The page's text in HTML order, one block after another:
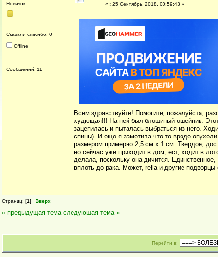
Новичок
Сказали спасибо: 0
Offline
Сообщений: 11
« : 25 Сентябрь, 2018, 00:59:43 »
Всем здравствуйте! Помогите, пожалуйста,
худющая!!! На ней был блошиный ошейник.
зацепилась и пыталась выбраться из него.
спины). И еще я заметила что-то вроде
размером примерно 2,5 см х 1 см. Твердое,
но сейчас уже приходит в дом, ест, ходит в
делала, поскольку она дичится.
вплоть до рака. Может, rella и другие подворцы
Страниц: [1] Вверх
« предыдущая тема следующая тема »
Перейти в: